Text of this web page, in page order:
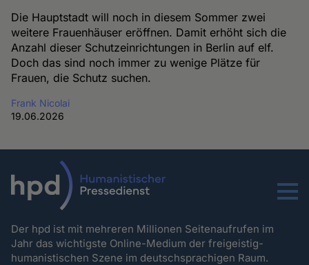
Die Hauptstadt will noch in diesem Sommer zwei
weitere Frauenhäuser eröffnen. Damit erhöht sich die
Anzahl dieser Schutzeinrichtungen in Berlin auf elf.
Doch das sind noch immer zu wenige Plätze für
Frauen, die Schutz suchen.
Frank Nicolai
19.06.2026
Menu
Der hpd ist mit mehreren Millionen Seitenaufrufen im
Jahr das wichtigste Online-Medium der freigeistig-
humanistischen Szene im deutschsprachigen Raum.